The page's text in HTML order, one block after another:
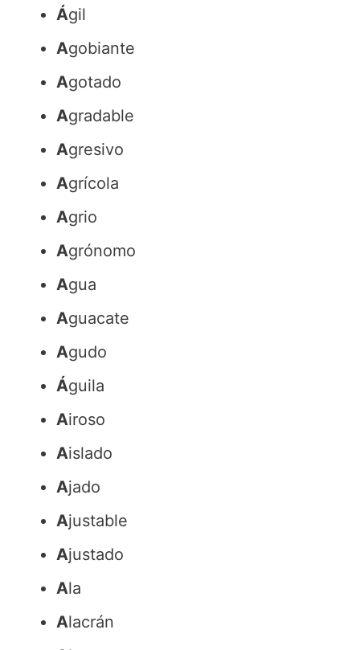
Ágil
Agobiante
Agotado
Agradable
Agresivo
Agrícola
Agrio
Agrónomo
Agua
Aguacate
Agudo
Águila
Airoso
Aislado
Ajado
Ajustable
Ajustado
Ala
Alacrán